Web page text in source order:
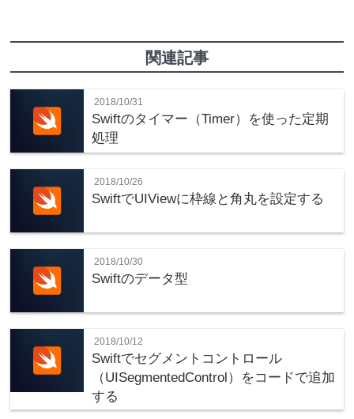
関連記事
2018/10/31
Swiftのタイマー（Timer）を使った定期
処理
2018/10/26
SwiftでUIViewに枠線と角丸を設定する
2018/10/30
Swiftのデータ型
2018/10/12
Swiftでセグメントコントロール
（UISegmentedControl）をコードで追加
する